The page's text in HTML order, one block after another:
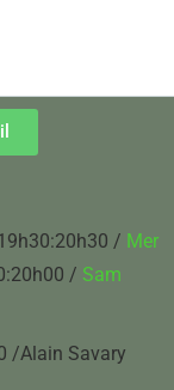
/ Mer
/ Sam
/Alain Savary